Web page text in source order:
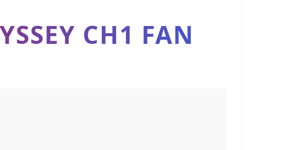
CH1 FAN